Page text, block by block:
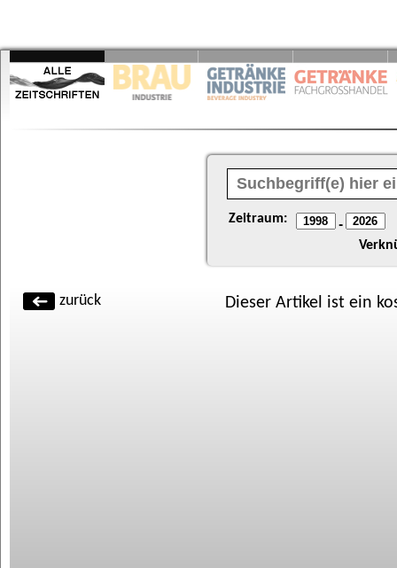
Zeitraum: -
zurück Dieser Artikel ist ein